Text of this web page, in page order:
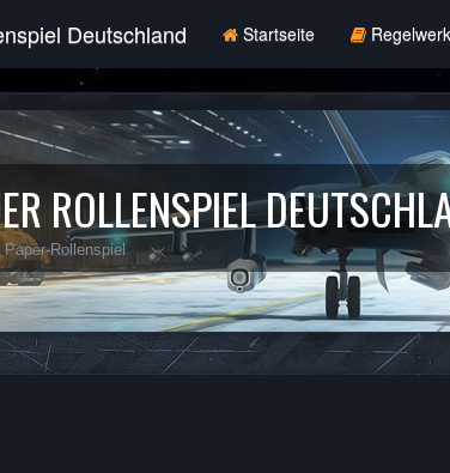
Deutschland Startseite Regelwerk
ROLLENSPIEL
Rollenspiel